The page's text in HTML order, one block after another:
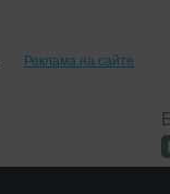
Реклама на сайте